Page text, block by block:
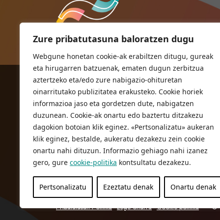
Zure pribatutasuna baloratzen dugu
Webgune honetan cookie-ak erabiltzen ditugu, gureak
eta hirugarren batzuenak, ematen dugun zerbitzua
aztertzeko eta/edo zure nabigazio-ohituretan
oinarritutako publizitatea erakusteko. Cookie horiek
informazioa jaso eta gordetzen dute, nabigatzen
duzunean. Cookie-ak onartu edo baztertu ditzakezu
dagokion botoian klik eginez. «Pertsonalizatu» aukeran
klik eginez, bestalde, aukeratu dezakezu zein cookie
onartu nahi dituzun. Informazio gehiago nahi izanez
gero, gure cookie-politika kontsultatu dezakezu.
Pertsonalizatu Ezeztatu denak Onartu denak
ORIOKO UDALA
Herriko plaza,1
20810 Orio (Gipuzkoa)
T. 943 83 03 46
bulegoak@orio.eus
Pribatutasun Politika Lege oharra Cookie politika ©